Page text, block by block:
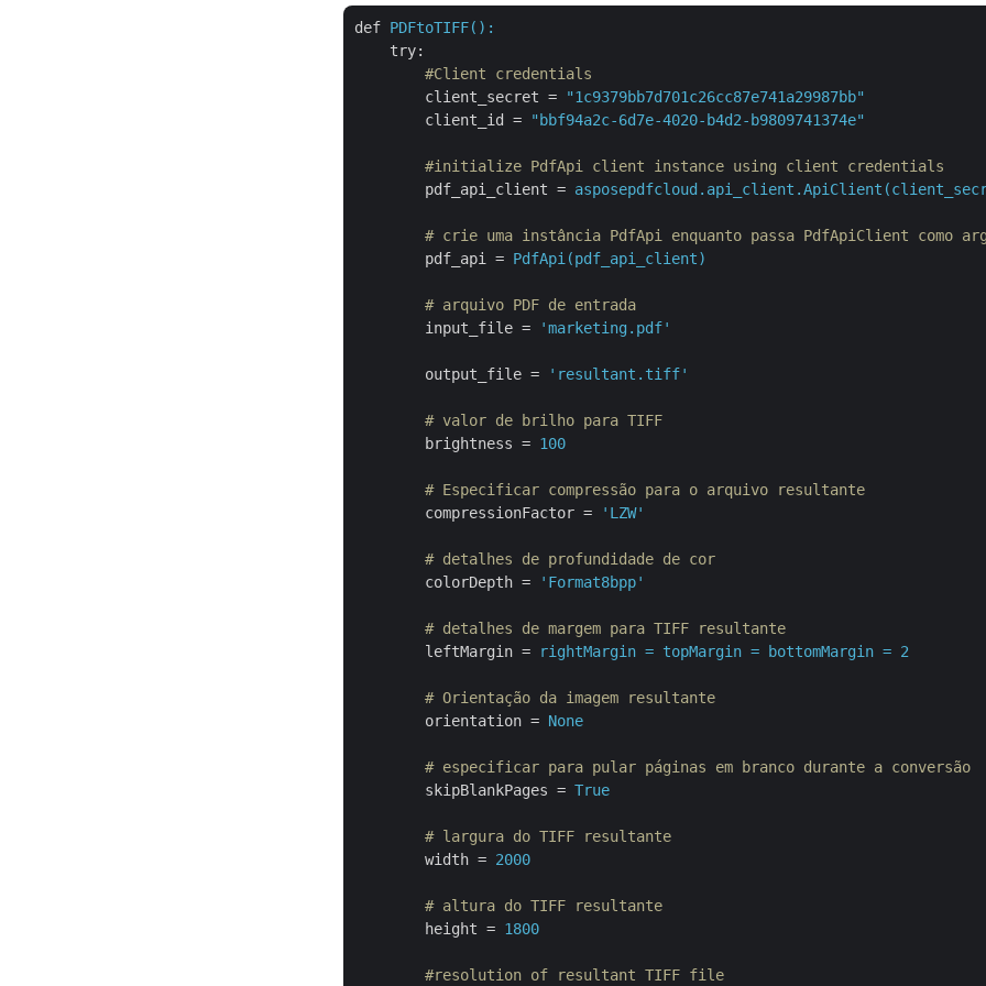
def PDFtoTIFF():
try:
        #Client credentials
client_secret =
"1c9379bb7d701c26cc87e741a29987bb"
client_id
= "bbf94a2c-6d7e-4020-b4d2-b9809741374e"
        #initialize PdfApi client instance using client credentials
pdf_api_client =
# crie uma instância PdfApi enquanto passa PdfApiClient como
pdf_api
= PdfApi(pdf_api_client)
        # arquivo PDF de entrada
input_file = 'marketing.pdf'
output_file = 'resultant.tiff'
        # valor de brilho para TIFF
brightness = 100
        # Especificar compressão para o arquivo resultante
compressionFactor = 'LZW'
        # detalhes de profundidade de cor
colorDepth = 'Format8bpp'
        # detalhes de margem para TIFF resultante
leftMargin = rightMargin = topMargin = bottomMargin = 2
        # Orientação da imagem resultante
orientation = None
        # especificar para pular páginas em branco durante a conversão
skipBlankPages = True
        # largura do TIFF resultante
width = 2000
        # altura do TIFF resultante
height = 1800
        #resolution of resultant TIFF file